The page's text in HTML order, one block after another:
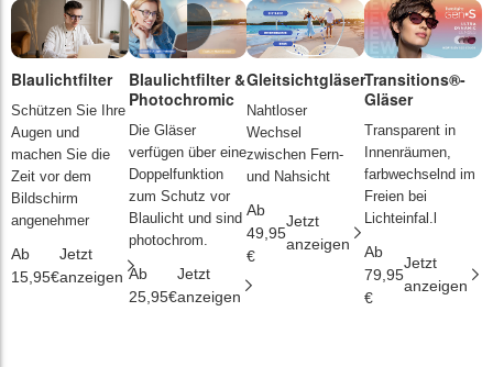
Blaulichtfilter
Schützen Sie Ihre
Augen und
machen Sie die
Zeit vor dem
Bildschirm
angenehmer
Ab
15,95€
Jetzt
anzeigen
Blaulichtfilter &
Photochromic
Die Gläser
verfügen über eine
Doppelfunktion
zum Schutz vor
Blaulicht und sind
photochrom.
Ab
25,95€
Jetzt
anzeigen
Gleitsichtgläser
Nahtloser
Wechsel
zwischen Fern-
und Nahsicht
Ab
49,95
€
Jetzt
anzeigen
Transitions®-
Gläser
Transparent in
Innenräumen,
farbwechselnd im
Freien bei
Lichteinfal.l
Ab
79,95
€
Jetzt
anzeigen